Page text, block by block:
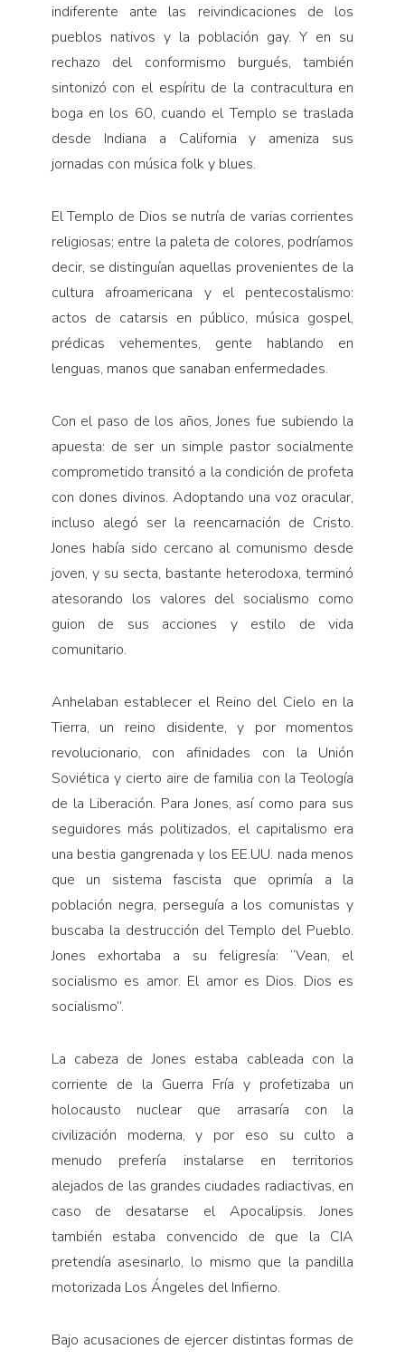
indiferente ante las reivindicaciones de los
pueblos nativos y la población gay. Y en su
rechazo del conformismo burgués, también
sintonizó con el espíritu de la contracultura en
boga en los 60, cuando el Templo se traslada
desde Indiana a California y ameniza sus
jornadas con música folk y blues.
El Templo de Dios se nutría de varias corrientes
religiosas; entre la paleta de colores, podríamos
decir, se distinguían aquellas provenientes de la
cultura afroamericana y el pentecostalismo:
actos de catarsis en público, música gospel,
prédicas vehementes, gente hablando en
lenguas, manos que sanaban enfermedades.
Con el paso de los años, Jones fue subiendo la
apuesta: de ser un simple pastor socialmente
comprometido transitó a la condición de profeta
con dones divinos. Adoptando una voz oracular,
incluso alegó ser la reencarnación de Cristo.
Jones había sido cercano al comunismo desde
joven, y su secta, bastante heterodoxa, terminó
atesorando los valores del socialismo como
guion de sus acciones y estilo de vida
comunitario.
Anhelaban establecer el Reino del Cielo en la
Tierra, un reino disidente, y por momentos
revolucionario, con afinidades con la Unión
Soviética y cierto aire de familia con la Teología
de la Liberación. Para Jones, así como para sus
seguidores más politizados, el capitalismo era
una bestia gangrenada y los EE.UU. nada menos
que un sistema fascista que oprimía a la
población negra, perseguía a los comunistas y
buscaba la destrucción del Templo del Pueblo.
Jones exhortaba a su feligresía: “Vean, el
socialismo es amor. El amor es Dios. Dios es
socialismo”.
La cabeza de Jones estaba cableada con la
corriente de la Guerra Fría y profetizaba un
holocausto nuclear que arrasaría con la
civilización moderna, y por eso su culto a
menudo prefería instalarse en territorios
alejados de las grandes ciudades radiactivas, en
caso de desatarse el Apocalipsis. Jones
también estaba convencido de que la CIA
pretendía asesinarlo, lo mismo que la pandilla
motorizada Los Ángeles del Infierno.
Bajo acusaciones de ejercer distintas formas de